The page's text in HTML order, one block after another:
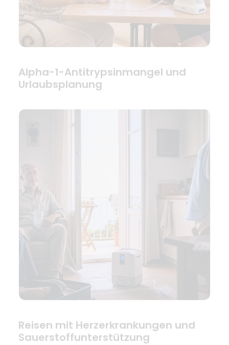
Alpha-1-Antitrypsinmangel und
Urlaubsplanung
Reisen mit Herzerkrankungen und
Sauerstoffunterstützung